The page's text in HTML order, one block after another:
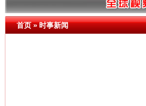
首页»时事新闻